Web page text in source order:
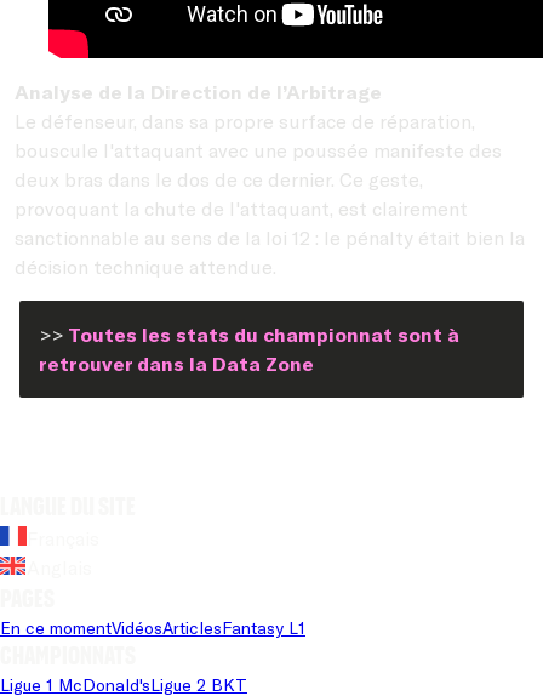
Analyse de la Direction de l’Arbitrage
Le défenseur, dans sa propre surface de réparation,
bouscule l'attaquant avec une poussée manifeste des
deux bras dans le dos de ce dernier. Ce geste,
provoquant la chute de l'attaquant, est clairement
sanctionnable au sens de la loi 12 : le pénalty était bien la
décision technique attendue.
>> Toutes les stats du championnat sont à
retrouver dans la Data Zone
En ce momentVidéosArticlesFantasy L1
Ligue 1 McDonald'sLigue 2 BKT